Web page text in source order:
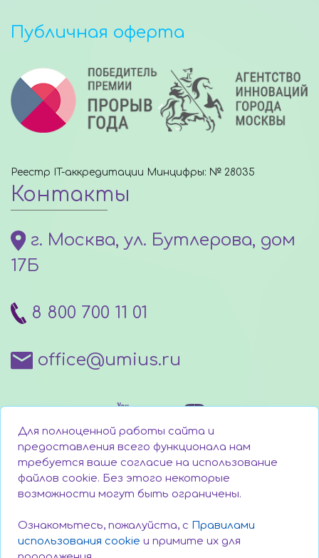
Публичная оферта
Реестр IT-аккредитации Минцифры: № 28035
Контакты
г. Москва, ул. Бутлерова, дом
17Б
8 800 700 11 01
office@umius.ru
Написать директору
Техническая поддержка
Для полноценной работы сайта и
предоставления всего функционала нам
требуется ваше согласие на использование
файлов cookie. Без этого некоторые
возможности могут быть ограничены.
Ознакомьтесь, пожалуйста, с Правилами
использования cookie и примите их для